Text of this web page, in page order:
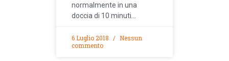
normalmente in una
doccia di 10 minuti…
6 Luglio 2018
Nessun
commento